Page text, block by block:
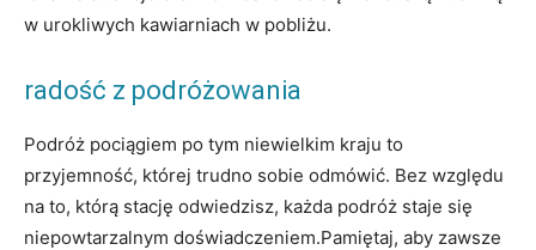
w urokliwych ‍kawiarniach w ‍pobliżu.
radość z⁤ podróżowania
Podróż ⁤pociągiem po tym niewielkim kraju to
przyjemność, ‍której trudno sobie​ odmówić. Bez względu
na to, którą stację odwiedzisz, każda podróż staje się​
niepowtarzalnym doświadczeniem.Pamiętaj, aby zawsze